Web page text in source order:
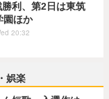
利、第2日は東筑
園ほか
20:32
娯楽